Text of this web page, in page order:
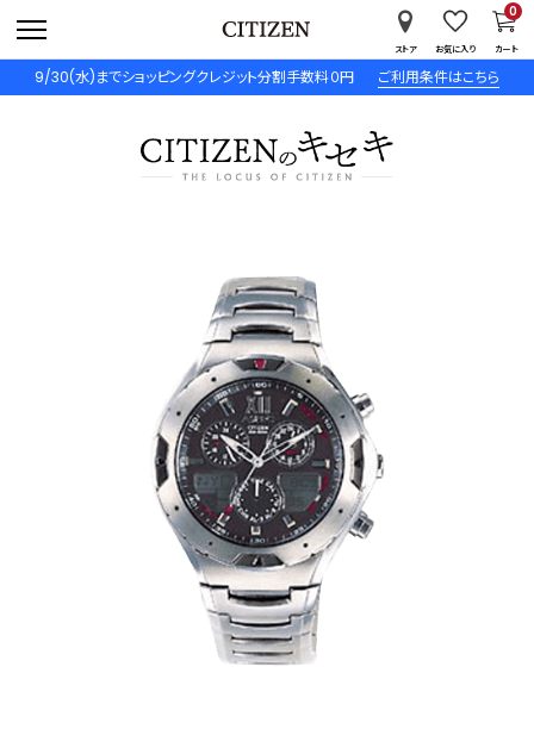
9/30(水)までショッピングクレジット分割手数料０円 ご利用条件はこちら
ストア お気に入り カート
0